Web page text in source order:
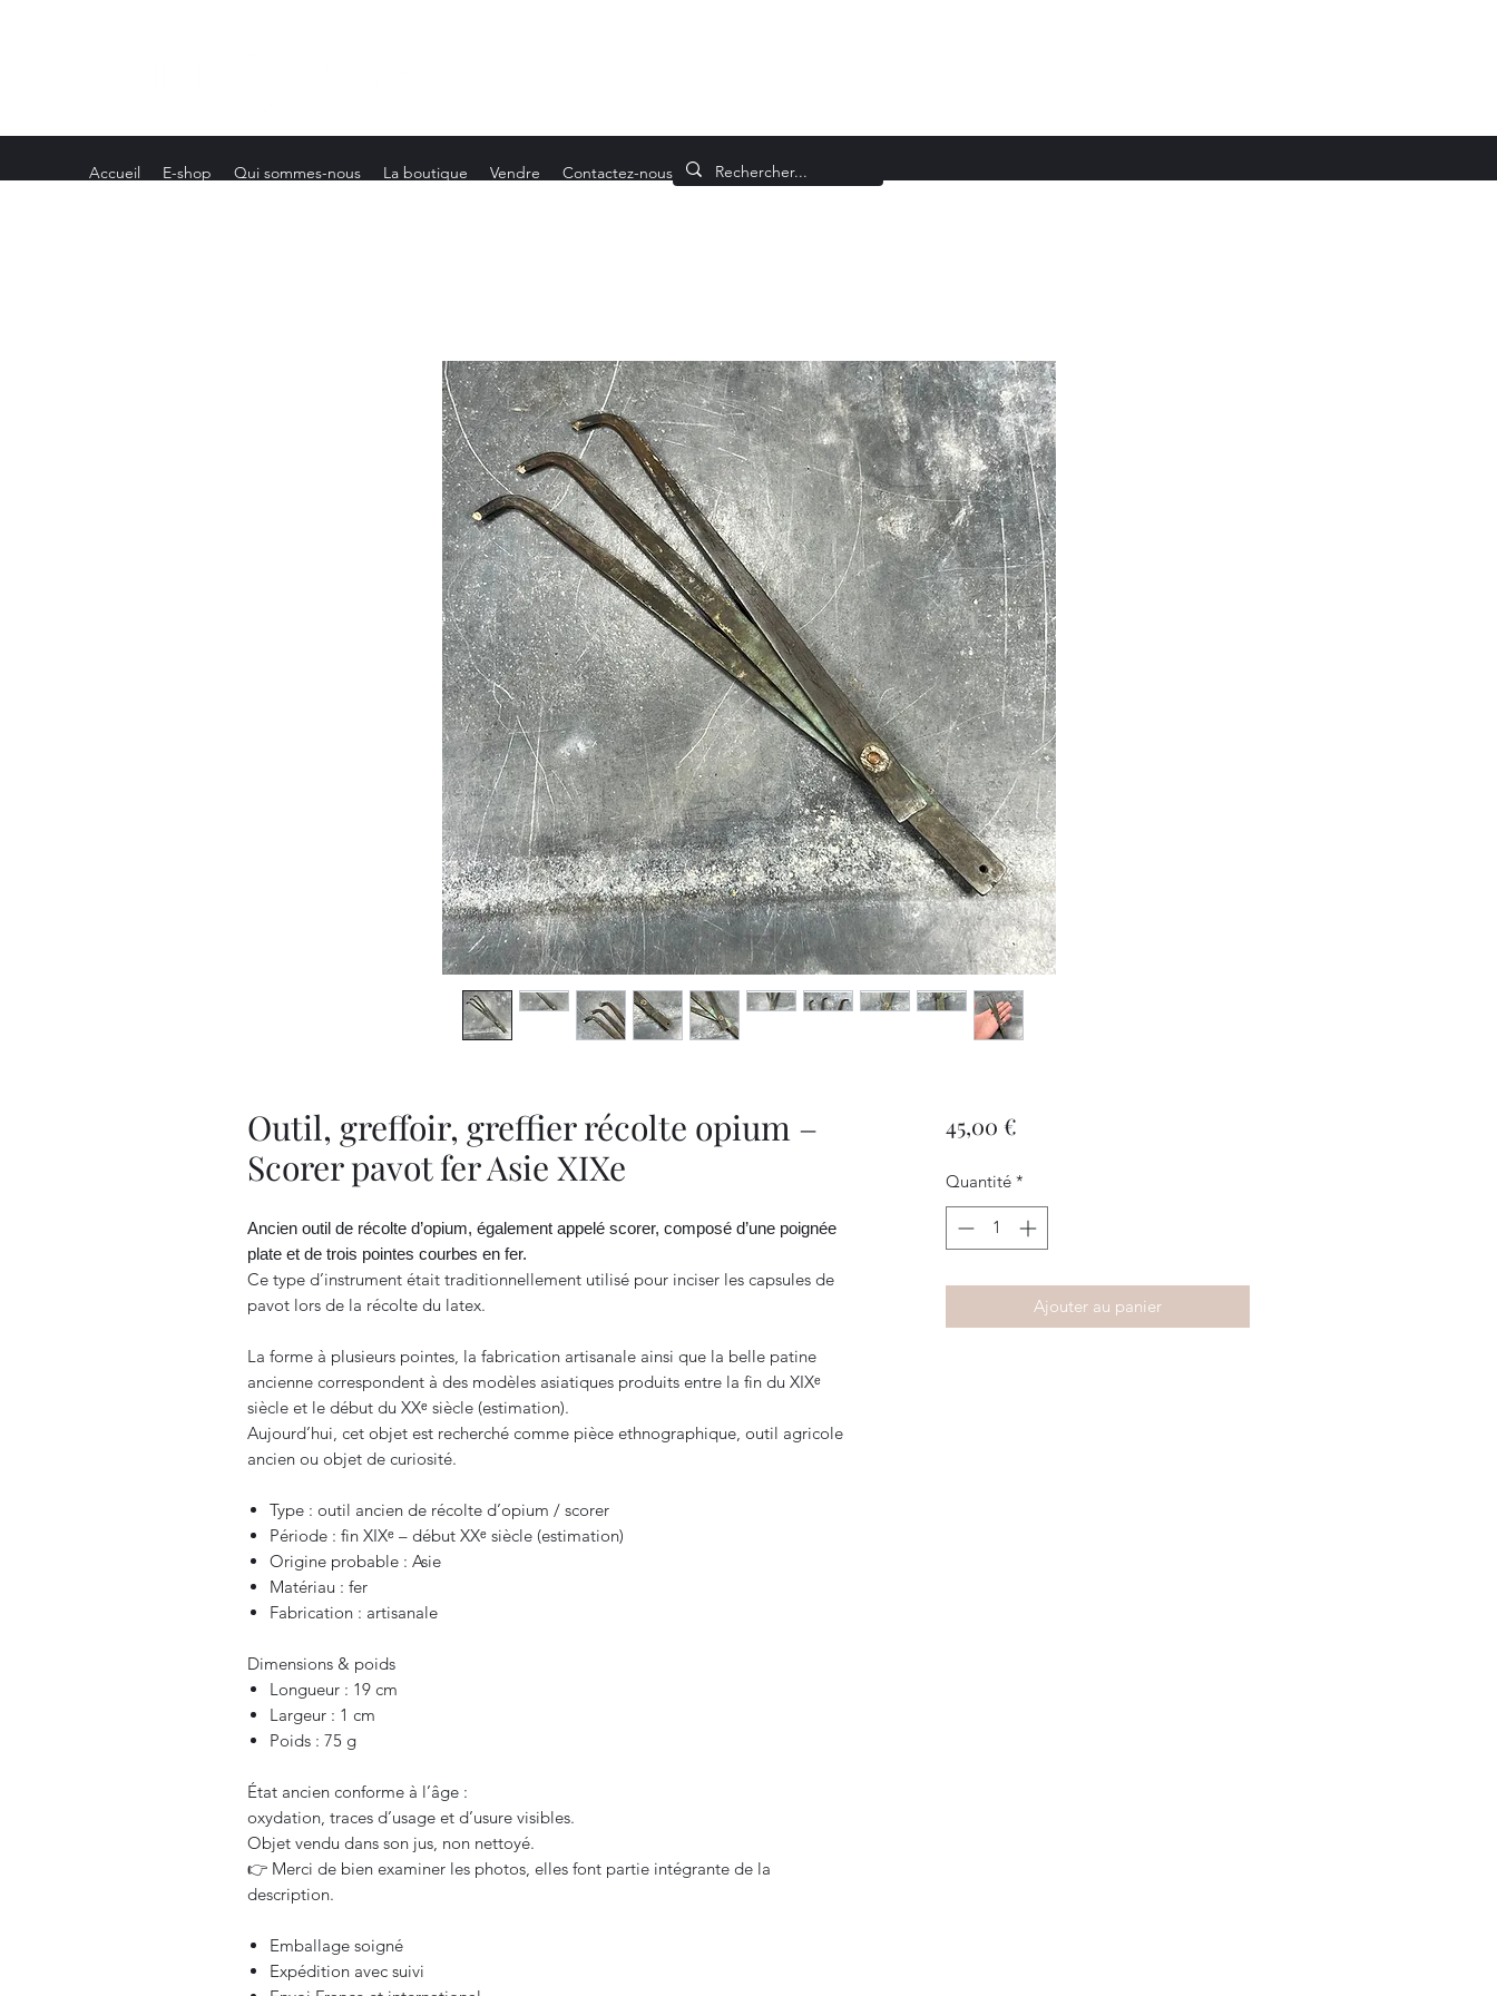
Accueil E-shop Qui sommes-nous La boutique Vendre Contactez-nous
Outil, greffoir, greffier récolte opium –
Scorer pavot fer Asie XIXe
Ancien outil de récolte d’opium, également appelé scorer, composé d’une poignée
plate et de trois pointes courbes en fer.
Ce type d’instrument était traditionnellement utilisé pour inciser les capsules de
pavot lors de la récolte du latex.
La forme à plusieurs pointes, la fabrication artisanale ainsi que la belle patine
ancienne correspondent à des modèles asiatiques produits entre la fin du XIXᵉ
siècle et le début du XXᵉ siècle (estimation).
Aujourd’hui, cet objet est recherché comme pièce ethnographique, outil agricole
ancien ou objet de curiosité.
Type : outil ancien de récolte d’opium / scorer
Période : fin XIXᵉ – début XXᵉ siècle (estimation)
Origine probable : Asie
Matériau : fer
Fabrication : artisanale
Dimensions & poids
Longueur : 19 cm
Largeur : 1 cm
Poids : 75 g
État ancien conforme à l’âge :
oxydation, traces d’usage et d’usure visibles.
Objet vendu dans son jus, non nettoyé.
👉 Merci de bien examiner les photos, elles font partie intégrante de la
description.
Emballage soigné
Expédition avec suivi
45,00 €Prix
Quantité *
Ajouter au panier